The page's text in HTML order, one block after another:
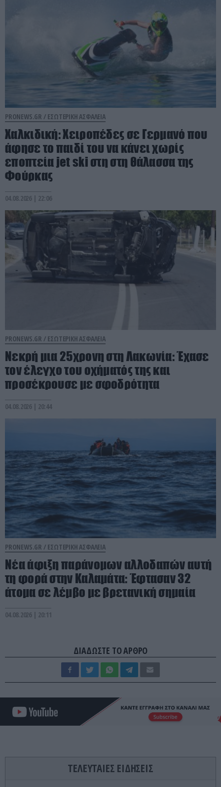
PRONEWS.GR / ΕΣΩΤΕΡΙΚΗ ΑΣΦΑΛΕΙΑ
Χαλκιδική: Χειροπέδες σε Γερμανό που
άφησε το παιδί του να κάνει χωρίς
εποπτεία jet ski στη στη θάλασσα της
Φούρκας
04.08.2026 | 22:06
PRONEWS.GR / ΕΣΩΤΕΡΙΚΗ ΑΣΦΑΛΕΙΑ
Νεκρή μια 25χρονη στη Λακωνία: Έχασε
τον έλεγχο του οχήματός της και
προσέκρουσε με σφοδρότητα
04.08.2026 | 20:44
PRONEWS.GR / ΕΣΩΤΕΡΙΚΗ ΑΣΦΑΛΕΙΑ
Νέα άφιξη παράνομων αλλοδαπών αυτή
τη φορά στην Καλαμάτα: Έφτασαν 32
άτομα σε λέμβο με βρετανική σημαία
04.08.2026 | 20:11
ΔΙΑΔΩΣΤΕ ΤΟ ΑΡΘΡΟ
ΤΕΛΕΥΤΑΙΕΣ ΕΙΔΗΣΕΙΣ